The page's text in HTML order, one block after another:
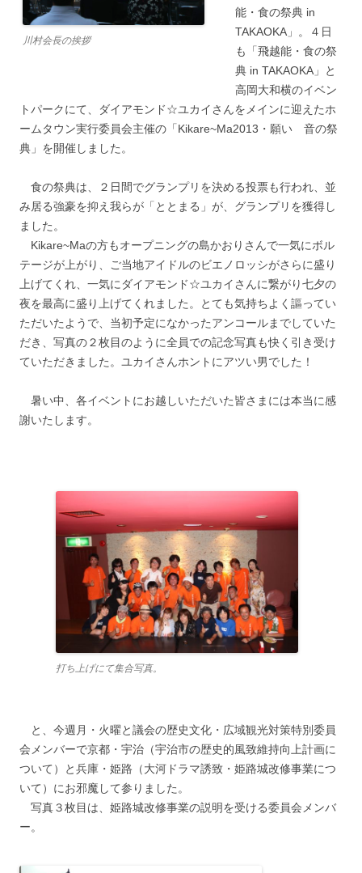
川村会長の挨拶
能・食の祭典 in
TAKAOKA」。４日
も「飛越能・食の祭
典 in TAKAOKA」と
高岡大和横のイベン
トパークにて、ダイアモンド☆ユカイさんをメインに迎えたホ
ームタウン実行委員会主催の「Kikare~Ma2013・願い 音の祭
典」を開催しました。
食の祭典は、２日間でグランプリを決める投票も行われ、並
み居る強豪を抑え我らが「ととまる」が、グランプリを獲得し
ました。
Kikare~Maの方もオープニングの島かおりさんで一気にボル
テージが上がり、ご当地アイドルのビエノロッシがさらに盛り
上げてくれ、一気にダイアモンド☆ユカイさんに繋がり七夕の
夜を最高に盛り上げてくれました。とても気持ちよく謳ってい
ただいたようで、当初予定になかったアンコールまでしていた
だき、写真の２枚目のように全員での記念写真も快く引き受け
ていただきました。ユカイさんホントにアツい男でした！
暑い中、各イベントにお越しいただいた皆さまには本当に感
謝いたします。
打ち上げにて集合写真。
と、今週月・火曜と議会の歴史文化・広域観光対策特別委員
会メンバーで京都・宇治（宇治市の歴史的風致維持向上計画に
ついて）と兵庫・姫路（大河ドラマ誘致・姫路城改修事業につ
いて）にお邪魔して参りました。
写真３枚目は、姫路城改修事業の説明を受ける委員会メンバ
ー。